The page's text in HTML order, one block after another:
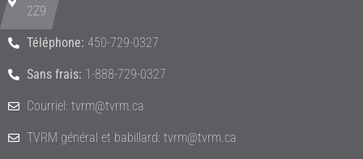
2Z9
Téléphone: 450-729-0327
Sans frais: 1-888-729-0327
Courriel: tvrm@tvrm.ca
TVRM général et babillard: tvrm@tvrm.ca